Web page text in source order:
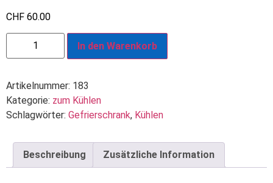
CHF 60.00
In den Warenkorb
Artikelnummer: 183
Kategorie: zum Kühlen
Schlagwörter: Gefrierschrank, Kühlen
Beschreibung Zusätzliche Information